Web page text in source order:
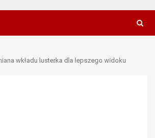
wkładu lusterka dla lepszego widoku